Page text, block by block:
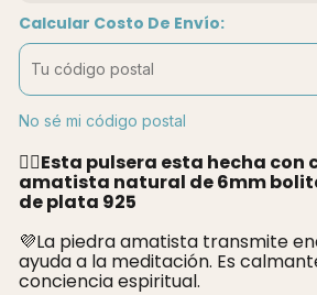
Calcular Costo De Envío:
No sé mi código postal
👉🏽Esta pulsera esta hecha con
amatista natural de 6mm
de plata 925
💜La piedra amatista transmite
ayuda a la meditación. Es
conciencia espiritual.